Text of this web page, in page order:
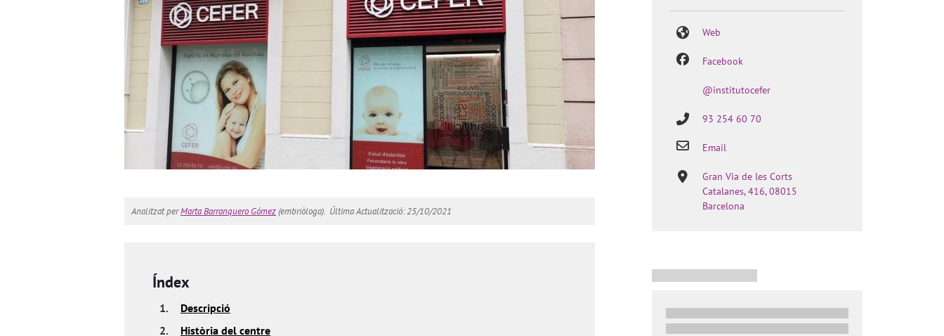
Analitzat perMarta Barranquero Gómez(embriòloga). Última Actualització: 25/10/2021
Índex
1.
Descripció
2.
Història del centre
Web
Facebook
@institutocefer
93 254 60 70
Email
Gran Via de les Corts
Catalanes, 416, 08015
Barcelona